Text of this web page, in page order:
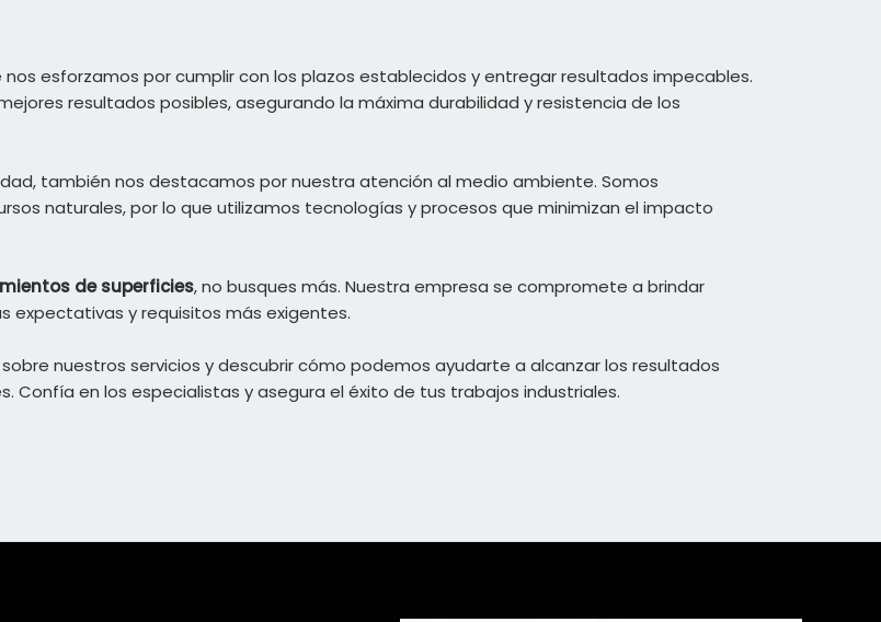
esforzamos por cumplir con los plazos establecidos y entregar resultados impecables.
resultados posibles, asegurando la máxima durabilidad y resistencia de los
también nos destacamos por nuestra atención al medio ambiente. Somos
naturales, por lo que utilizamos tecnologías y procesos que minimizan el impacto
de superficies, no busques más. Nuestra empresa se compromete a brindar
expectativas y requisitos más exigentes.
nuestros servicios y descubrir cómo podemos ayudarte a alcanzar los resultados
en los especialistas y asegura el éxito de tus trabajos industriales.